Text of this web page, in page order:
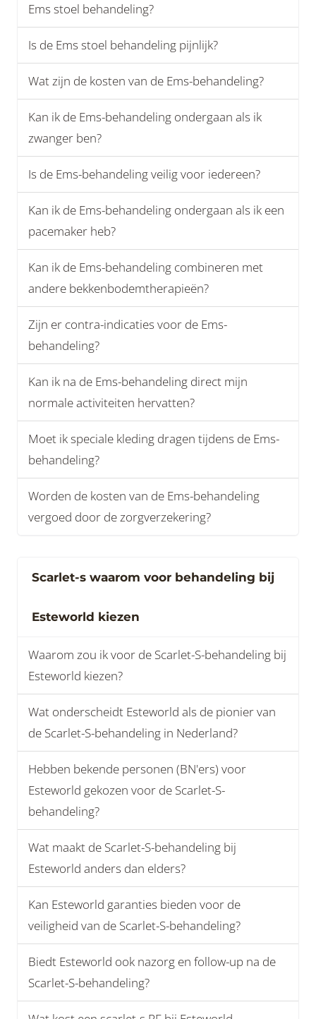
Ems stoel behandeling?
Is de Ems stoel behandeling pijnlijk?
Wat zijn de kosten van de Ems-behandeling?
Kan ik de Ems-behandeling ondergaan als ik
zwanger ben?
Is de Ems-behandeling veilig voor iedereen?
Kan ik de Ems-behandeling ondergaan als ik een
pacemaker heb?
Kan ik de Ems-behandeling combineren met
andere bekkenbodemtherapieën?
Zijn er contra-indicaties voor de Ems-
behandeling?
Kan ik na de Ems-behandeling direct mijn
normale activiteiten hervatten?
Moet ik speciale kleding dragen tijdens de Ems-
behandeling?
Worden de kosten van de Ems-behandeling
vergoed door de zorgverzekering?
Scarlet-s waarom voor behandeling bij
Esteworld kiezen
Waarom zou ik voor de Scarlet-S-behandeling bij
Esteworld kiezen?
Wat onderscheidt Esteworld als de pionier van
de Scarlet-S-behandeling in Nederland?
Hebben bekende personen (BN'ers) voor
Esteworld gekozen voor de Scarlet-S-
behandeling?
Wat maakt de Scarlet-S-behandeling bij
Esteworld anders dan elders?
Kan Esteworld garanties bieden voor de
veiligheid van de Scarlet-S-behandeling?
Biedt Esteworld ook nazorg en follow-up na de
Scarlet-S-behandeling?